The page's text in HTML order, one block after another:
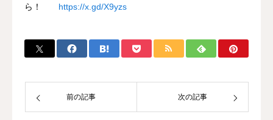
ら！ https://x.gd/X9yzs
前の記事 次の記事